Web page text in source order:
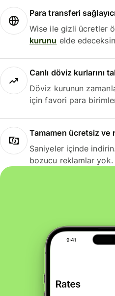
Para transferi
Wise ile gizli ücretler
kurunu elde
Canlı döviz kurlarını
Döviz kurunun
için favori para
Tamamen ücretsiz ve
Saniyeler içinde
bozucu reklamlar yok.